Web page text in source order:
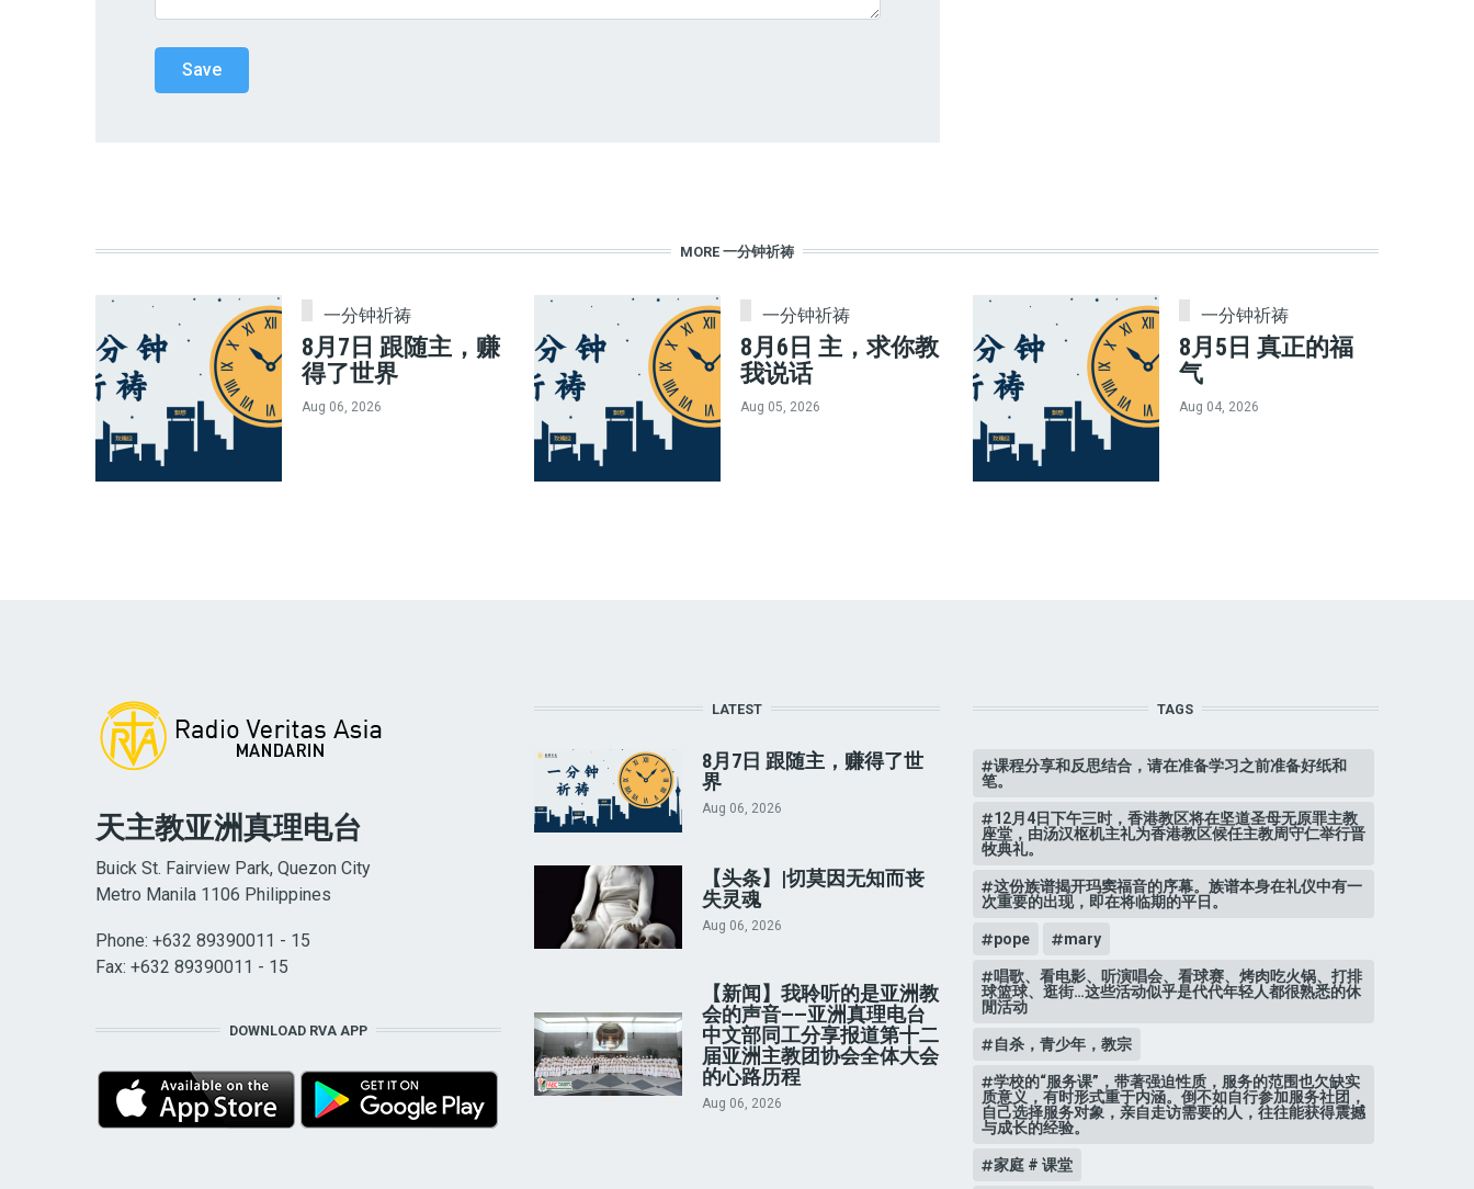
MORE 一分钟祈祷
一分钟祈祷
8月7日 跟随主，赚
得了世界
Aug 06, 2026
一分钟祈祷
8月6日 主，求你教
我说话
Aug 05, 2026
一分钟祈祷
8月5日 真正的福
气
Aug 04, 2026
天主教亚洲真理电台
Buick St. Fairview Park, Quezon City
Metro Manila 1106 Philippines
Phone: +632 89390011 - 15
Fax: +632 89390011 - 15
DOWNLOAD RVA APP
LATEST
8月7日 跟随主，赚得了世
界
Aug 06, 2026
【头条】|切莫因无知而丧
失灵魂
Aug 06, 2026
【新闻】我聆听的是亚洲教
会的声音——亚洲真理电台
中文部同工分享报道第十二
届亚洲主教团协会全体大会
的心路历程
Aug 06, 2026
TAGS
课程分享和反思结合，请在准备学习之前准备好纸和
笔。
12月4日下午三时，香港教区将在坚道圣母无原罪主教
座堂，由汤汉枢机主礼为香港教区候任主教周守仁举行晋
牧典礼。
这份族谱揭开玛窦福音的序幕。族谱本身在礼仪中有一
次重要的出现，即在将临期的平日。
pope mary
唱歌、看电影、听演唱会、看球赛、烤肉吃火锅、打排
球篮球、逛街…这些活动似乎是代代年轻人都很熟悉的休
閒活动
自杀，青少年，教宗
学校的“服务课”，带著强迫性质，服务的范围也欠缺实
质意义，有时形式重于内涵。倒不如自行参加服务社团，
自己选择服务对象，亲自走访需要的人，往往能获得震撼
与成长的经验。
家庭 # 课堂